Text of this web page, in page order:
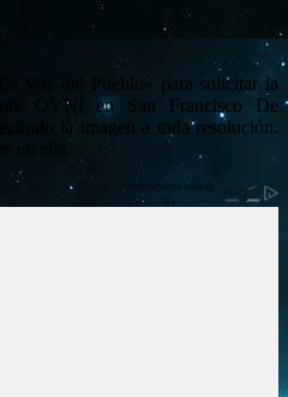
Voz del Pueblo» para solicitar la
OVNI en San Francisco De
la imagen a toda resolución.
en ella.